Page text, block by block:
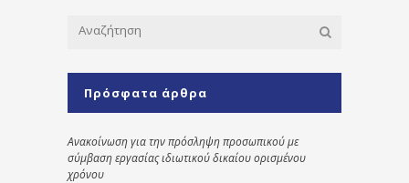
Πρόσφατα άρθρα
Ανακοίνωση για την πρόσληψη προσωπικού με
σύμβαση εργασίας ιδιωτικού δικαίου ορισμένου
χρόνου